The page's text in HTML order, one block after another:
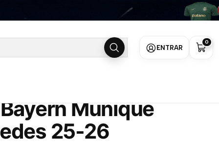
ENTRAR
0
25-26
Munique
25-26